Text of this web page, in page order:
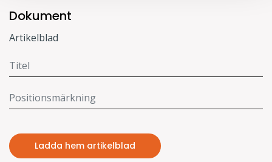
Dokument
Artikelblad
Ladda hem artikelblad